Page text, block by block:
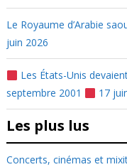
Le Royaume d’Arabie
juin 2026
Les États-Unis
septembre 2001
17
Les plus lus
Concerts, cinémas et